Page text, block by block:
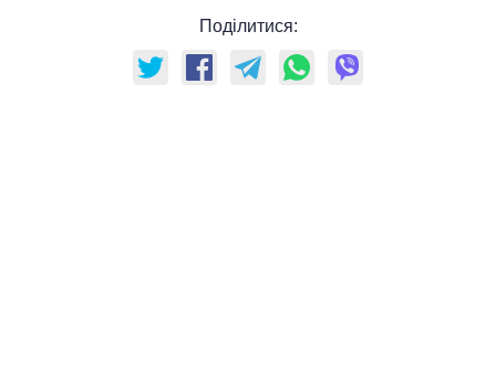
Поділитися: